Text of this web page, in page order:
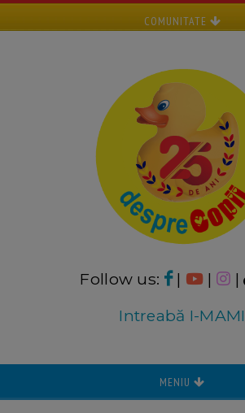
COMUNITATE
Follow us: | | |
Intreabă I-MAMI
MENIU